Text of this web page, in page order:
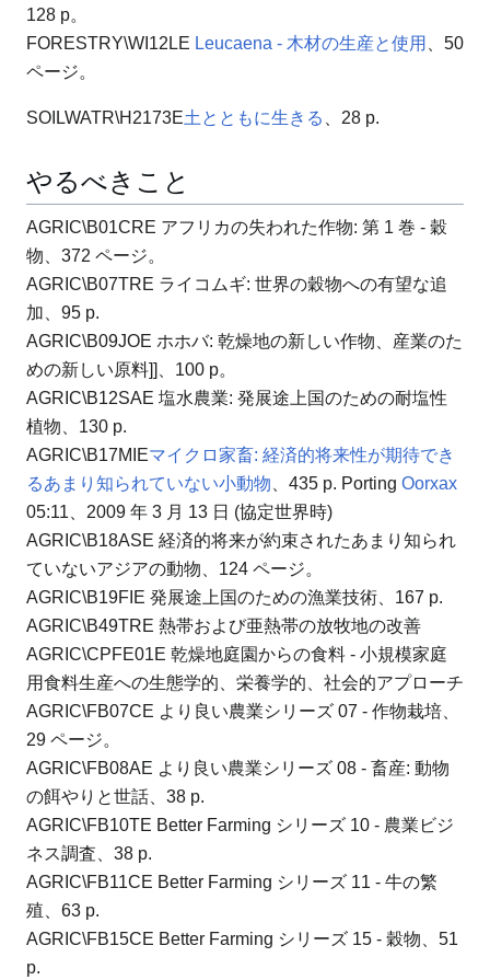
128 p。
FORESTRY\WI12LE Leucaena - 木材の生産と使用
、50
ページ。
SOILWATR\H2173E土とともに生きる 、28 p.
やるべきこと
AGRIC\B01CRE アフリカの失われた作物: 第 1 巻 - 穀
物、372 ページ。
AGRIC\B07TRE ライコムギ: 世界の穀物への有望な追
加、95 p.
AGRIC\B09JOE ホホバ: 乾燥地の新しい作物、産業のた
めの新しい原料]]、100 p。
AGRIC\B12SAE 塩水農業: 発展途上国のための耐塩性
植物、130 p.
AGRIC\B17MIEマイクロ家畜: 経済的将来性が期待でき
るあまり知られていない小動物 、435 p. Porting Oorxax
05:11、2009 年 3 月 13 日 (協定世界時)
AGRIC\B18ASE 経済的将来が約束されたあまり知られ
ていないアジアの動物、124 ページ。
AGRIC\B19FIE 発展途上国のための漁業技術、167 p.
AGRIC\B49TRE 熱帯および亜熱帯の放牧地の改善
AGRIC\CPFE01E 乾燥地庭園からの食料 - 小規模家庭
用食料生産への生態学的、栄養学的、社会的アプローチ
AGRIC\FB07CE より良い農業シリーズ 07 - 作物栽培、
29 ページ。
AGRIC\FB08AE より良い農業シリーズ 08 - 畜産: 動物
の餌やりと世話、38 p.
AGRIC\FB10TE Better Farming シリーズ 10 - 農業ビジ
ネス調査、38 p.
AGRIC\FB11CE Better Farming シリーズ 11 - 牛の繁
殖、63 p.
AGRIC\FB15CE Better Farming シリーズ 15 - 穀物、51
p.